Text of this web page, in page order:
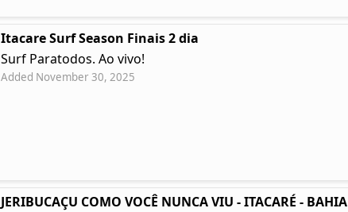
Itacare Surf Season Finais 2 dia
Surf Paratodos. Ao vivo!
Added November 30, 2025
JERIBUCAÇU COMO VOCÊ NUNCA VIU - ITACARÉ - BAHIA